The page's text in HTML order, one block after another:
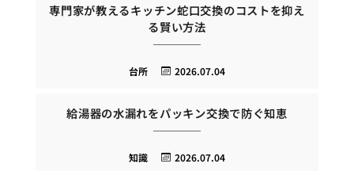
専門家が教えるキッチン蛇口交換のコストを抑え
る賢い方法
2026.07.04
台所
給湯器の水漏れをパッキン交換で防ぐ知恵
2026.07.04
知識